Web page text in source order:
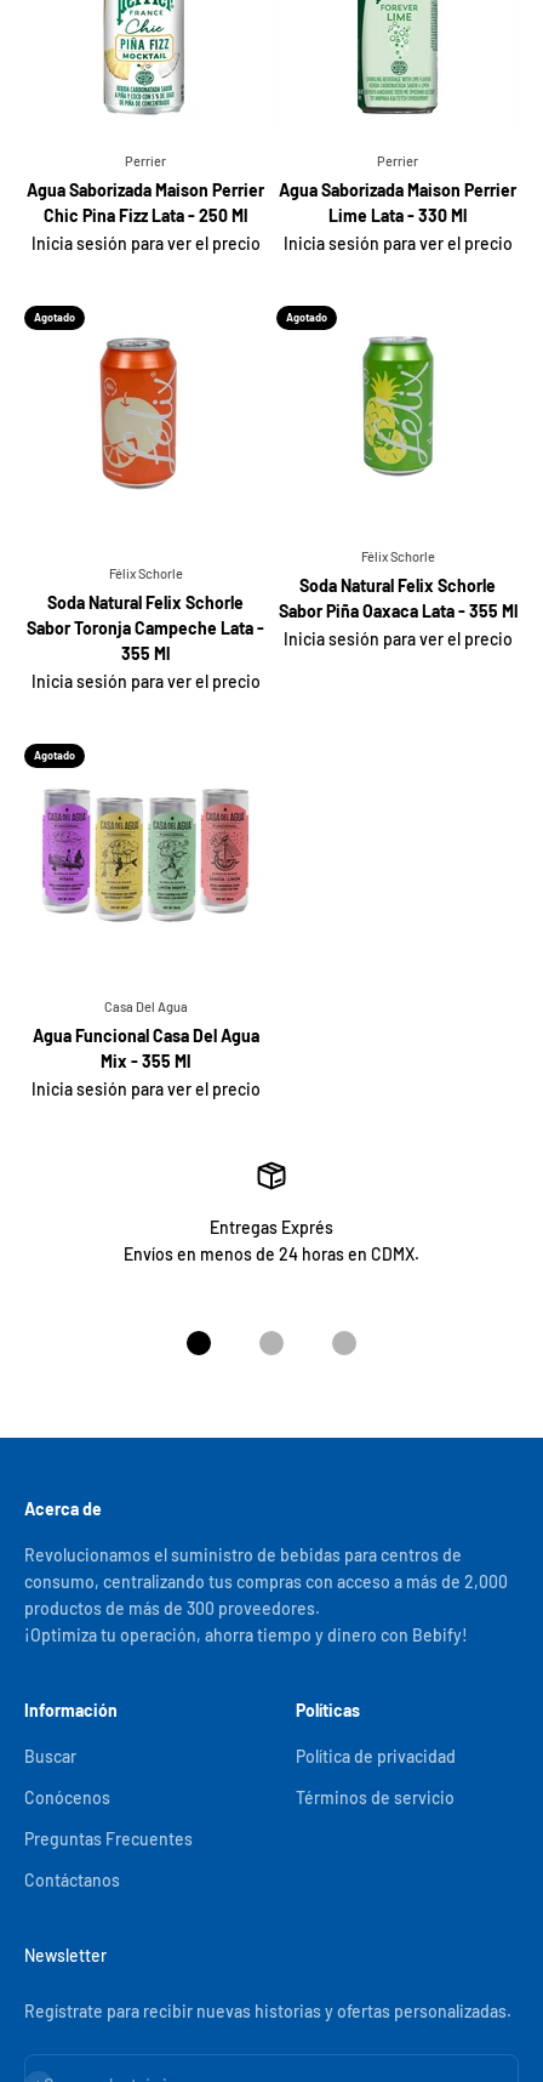
Perrier
Agua Saborizada Maison Perrier
Chic Pina Fizz Lata - 250 Ml
Inicia sesión para ver el precio
Perrier
Agua Saborizada Maison Perrier
Lime Lata - 330 Ml
Inicia sesión para ver el precio
Agotado
Félix Schorle
Soda Natural Felix Schorle
Sabor Toronja Campeche Lata -
355 Ml
Inicia sesión para ver el precio
Agotado
Félix Schorle
Soda Natural Felix Schorle
Sabor Piña Oaxaca Lata - 355 Ml
Inicia sesión para ver el precio
Agotado
Casa Del Agua
Agua Funcional Casa Del Agua
Mix - 355 Ml
Inicia sesión para ver el precio
Entregas Exprés
Envíos en menos de 24 horas en CDMX.
Ir al artículo 1Ir al artículo 2Ir al artículo 3
Acerca de
Revolucionamos el suministro de bebidas para centros de
consumo, centralizando tus compras con acceso a más de 2,000
productos de más de 300 proveedores.
¡Optimiza tu operación, ahorra tiempo y dinero con Bebify!
Información
Buscar
Conócenos
Preguntas Frecuentes
Contáctanos
Políticas
Política de privacidad
Términos de servicio
Newsletter
Regístrate para recibir nuevas historias y ofertas personalizadas.